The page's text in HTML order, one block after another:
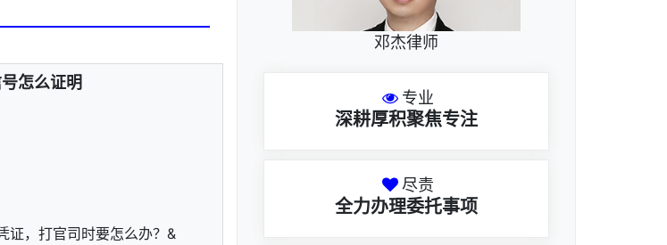
怎么证明
证，打官司时要怎么办？&
邓杰律师
专业
深耕厚积聚焦专注
尽责
全力办理委托事项